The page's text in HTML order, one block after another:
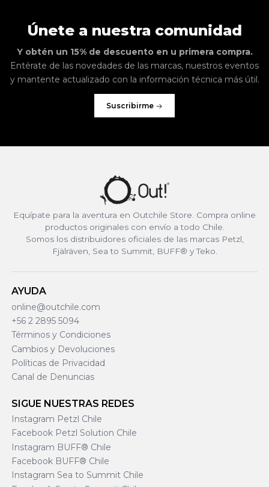
Únete a nuestra comunidad
Y obtén un 15% de descuento en u primera compra.
Entérate de las novedades de las marcas, nuestros eventos
y mantente actualizado con la información técnica más útil.
Suscribirme
Equípate para la aventura en Outchile Store. Compra online
productos originales con envío a todo Chile.
Somos los distribuidores oficiales de las marcas Petzl,
Fjälräven, Sea to Summit, BUFF® y Teko.
AYUDA
online@outchile.com
+56 2 2895 5094
Términos y Condiciones
Cambios y Devoluciones
Políticas de Privacidad
Canal de Denuncias
SIGUE NUESTRAS REDES
Instagram Petzl Chile
Facebook Petzl Solution Chile
Instagram BUFF® Chile
Facebook BUFF® Chile
Instagram Sea to Summit Chile